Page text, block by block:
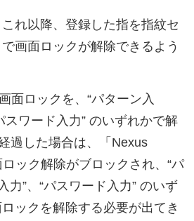
れ以降、登録した指を指紋セ
画面ロックが解除できるよう
面ロックを、“パターン入
スワード入力” のいずれかで解
過した場合は、「Nexus
ック解除がブロックされ、“パ
力”、“パスワード入力” のいず
ックを解除する必要が出てき